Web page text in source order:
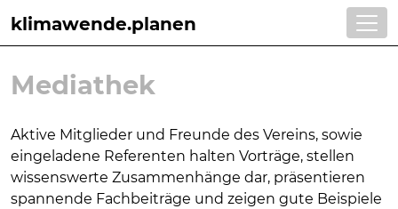
klimawende.planen
Mediathek
Aktive Mitglieder und Freunde des Vereins, sowie
eingeladene Referenten halten Vorträge, stellen
wissenswerte Zusammenhänge dar, präsentieren
spannende Fachbeiträge und zeigen gute Beispie le